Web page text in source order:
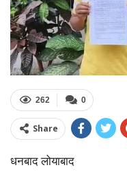
0
262
Share
धनबाद लोयाबाद